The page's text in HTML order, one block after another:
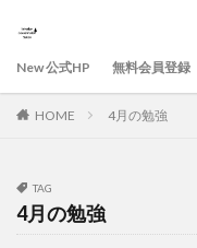
New 公式HP 無料会員登録
HOME 4月の勉強
TAG
4月の勉強